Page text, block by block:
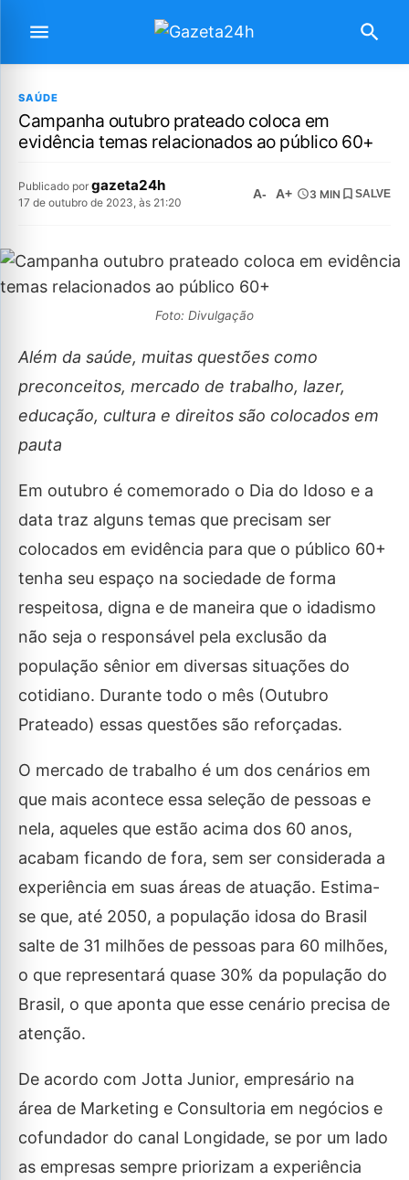
SAÚDE
Campanha outubro prateado coloca em
evidência temas relacionados ao público 60+
Publicado por gazeta24h
17 de outubro de 2023, às 21:20
A- A+ 3 MIN SALVE
Foto: Divulgação
Além da saúde, muitas questões como
preconceitos, mercado de trabalho, lazer,
educação, cultura e direitos são colocados em
pauta
Em outubro é comemorado o Dia do Idoso e a
data traz alguns temas que precisam ser
colocados em evidência para que o público 60+
tenha seu espaço na sociedade de forma
respeitosa, digna e de maneira que o idadismo
não seja o responsável pela exclusão da
população sênior em diversas situações do
cotidiano. Durante todo o mês (Outubro
Prateado) essas questões são reforçadas.
O mercado de trabalho é um dos cenários em
que mais acontece essa seleção de pessoas e
nela, aqueles que estão acima dos 60 anos,
acabam ficando de fora, sem ser considerada a
experiência em suas áreas de atuação. Estima-
se que, até 2050, a população idosa do Brasil
salte de 31 milhões de pessoas para 60 milhões,
o que representará quase 30% da população do
Brasil, o que aponta que esse cenário precisa de
atenção.
De acordo com Jotta Junior, empresário na
área de Marketing e Consultoria em negócios e
cofundador do canal Longidade, se por um lado
as empresas sempre priorizam a experiência